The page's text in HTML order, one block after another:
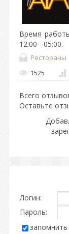
Время
12:00 - 05:00.
Рестораны
1525
Всего
Оставьте
Логин:
Пароль:
запомнить